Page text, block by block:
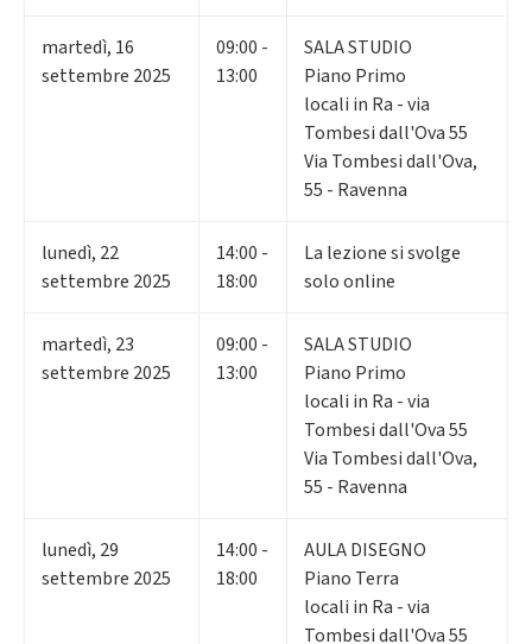
martedì, 16
settembre 2025
09:00 -
13:00
SALA STUDIO
Piano Primo
locali in Ra - via
Tombesi dall'Ova 55
Via Tombesi dall'Ova,
55 - Ravenna
lunedì, 22
settembre 2025
14:00 -
18:00
La lezione si svolge
solo online
martedì, 23
settembre 2025
09:00 -
13:00
SALA STUDIO
Piano Primo
locali in Ra - via
Tombesi dall'Ova 55
Via Tombesi dall'Ova,
55 - Ravenna
lunedì, 29
settembre 2025
14:00 -
18:00
AULA DISEGNO
Piano Terra
locali in Ra - via
Tombesi dall'Ova 55